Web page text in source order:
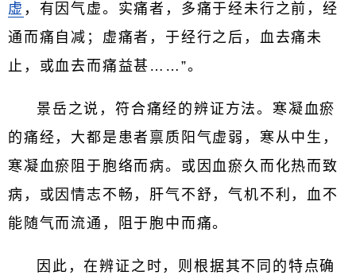
虚 ，有因气虚。实痛者，多痛于经未行之前，经
通而痛自减；虚痛者，于经行之后，血去痛未
止，或血去而痛益甚……”。
景岳之说，符合痛经的辨证方法。寒凝血瘀
的痛经，大都是患者禀质阳气虚弱，寒从中生，
寒凝血瘀阻于胞络而病。或因血瘀久而化热而致
病，或因情志不畅，肝气不舒，气机不利，血不
能随气而流通，阻于胞中而痛。
因此，在辨证之时，则根据其不同的特点确